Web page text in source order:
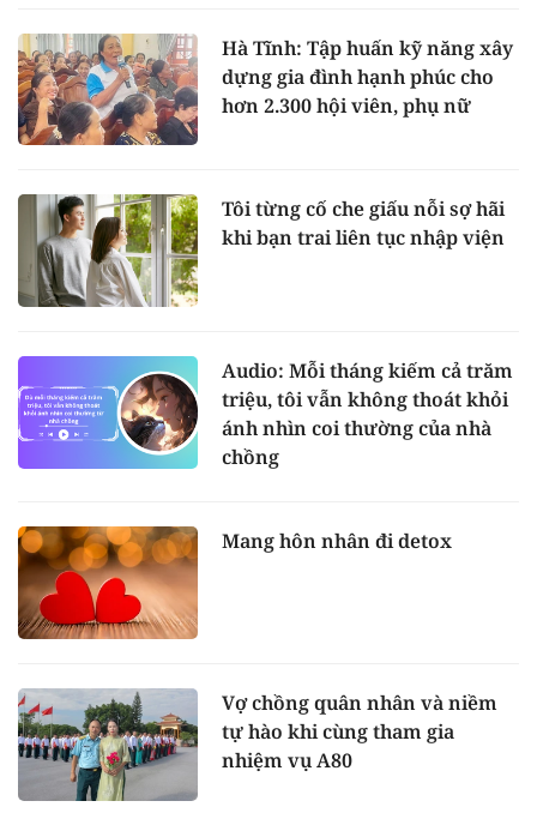
Hà Tĩnh: Tập huấn kỹ năng xây
dựng gia đình hạnh phúc cho
hơn 2.300 hội viên, phụ nữ
Tôi từng cố che giấu nỗi sợ hãi
khi bạn trai liên tục nhập viện
Audio: Mỗi tháng kiếm cả trăm
triệu, tôi vẫn không thoát khỏi
ánh nhìn coi thường của nhà
chồng
Mang hôn nhân đi detox
Vợ chồng quân nhân và niềm
tự hào khi cùng tham gia
nhiệm vụ A80